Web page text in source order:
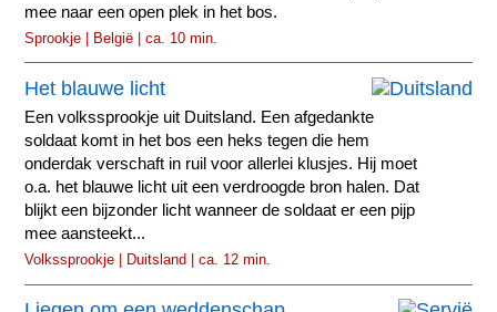
mee naar een open plek in het bos.
Sprookje | België | ca. 10 min.
Het blauwe licht
Een volkssprookje uit Duitsland. Een afgedankte
soldaat komt in het bos een heks tegen die hem
onderdak verschaft in ruil voor allerlei klusjes. Hij moet
o.a. het blauwe licht uit een verdroogde bron halen. Dat
blijkt een bijzonder licht wanneer de soldaat er een pijp
mee aansteekt...
Volkssprookje | Duitsland | ca. 12 min.